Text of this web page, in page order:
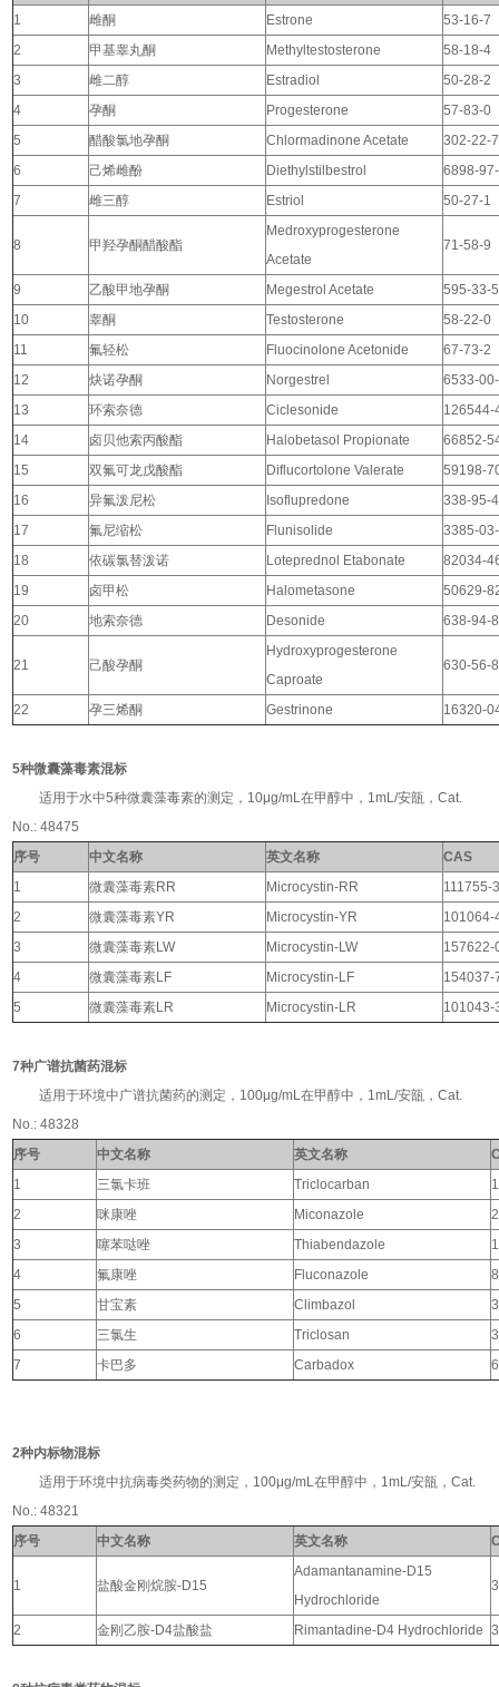
1
雌酮 Estrone
53-16-7
2
甲基睾丸酮 Methyltestosterone
58-18-4
3
雌二醇 Estradiol
50-28-2
4
孕酮 Progesterone
57-83-0
5
醋酸氯地孕酮 Chlormadinone Acetate
302-22-7
6
己烯雌酚 Diethylstilbestrol
6898-
7
雌三醇 Estriol 50-27-1
8 甲羟孕酮醋酸酯
Medroxyprogesterone
Acetate
71-58-9
9 乙酸甲地孕酮 Megestrol Acetate
595-33-5
10
睾酮 Testosterone
58-22-0
11
氟轻松 Fluocinolone Acetonide
67-73-2
12
炔诺孕酮 Norgestrel
6533-
13
环索奈德 Ciclesonide
126544-
14
卤贝他索丙酸酯 Halobetasol Propionate
66852-
15
双氟可龙戊酸酯 Diflucortolone Valerate
59198-
16
异氟泼尼松 Isoflupredone
338-95-4
17
氟尼缩松 Flunisolide
3385-
18
依碳氯替泼诺 Loteprednol Etabonate
82034-
19
卤甲松 Halometasone
50629-
20
地索奈德 Desonide 638-94-8
21 己酸孕酮
Hydroxyprogesterone
Caproate
630-56-8
22 孕三烯酮 Gestrinone 16320-
5种微囊藻毒素混标
适用于水中5种微囊藻毒素的测定，10μg/mL在甲醇中，1mL/安瓿，Cat.
No.: 48475
序号
中文名称 英文名称
CAS
1
微囊藻毒素RR Microcystin-RR
111755-
2
微囊藻毒素YR Microcystin-YR 101064-
3
微囊藻毒素LW Microcystin-LW 157622-
4
微囊藻毒素LF Microcystin-LF 154037-
5
微囊藻毒素LR Microcystin-LR 101043-
7种广谱抗菌药混标
适用于环境中广谱抗菌药的测定，100μg/mL在甲醇中，1mL/安瓿，Cat.
No.: 48328
序号
中文名称 英文名称
1
三氯卡班 Triclocarban
2
咪康唑 Miconazole
3
噻苯哒唑 Thiabendazole
4
氟康唑 Fluconazole
5
甘宝素 Climbazol
6
三氯生 Triclosan
7
卡巴多 Carbadox
2种内标物混标
适用于环境中抗病毒类药物的测定，100μg/mL在甲醇中，1mL/安瓿，Cat.
No.: 48321
序号
中文名称 英文名称
1 盐酸金刚烷胺-D15
Adamantanamine-D15
Hydrochloride
2 金刚乙胺-D4盐酸盐 Rimantadine-D4 Hydrochloride